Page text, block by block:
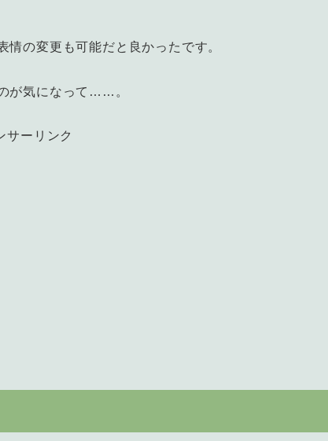
の変更も可能だと良かったです。
が気になって……。
サーリンク